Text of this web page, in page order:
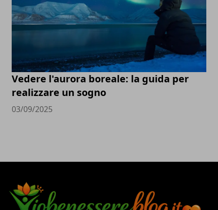
Vedere l'aurora boreale: la guida per
realizzare un sogno
03/09/2025